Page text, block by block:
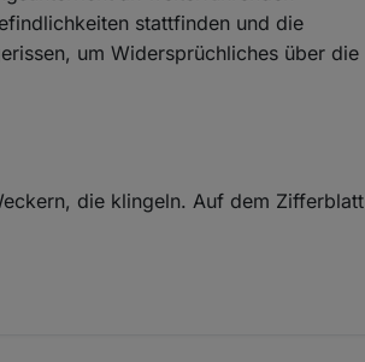
stattfinden und die
um Widersprüchliches über die
die klingeln. Auf dem Zifferblatt